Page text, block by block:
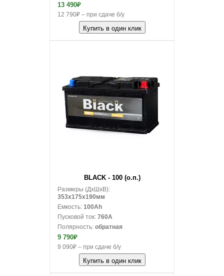
13 490₽
12 790₽ – при сдаче б/у
Купить в один клик
BLACK - 100 (о.п.)
Размеры (ДxШxВ):
353x175x190мм
Емкость: 100Ah
Пусковой ток: 760A
Полярность: обратная
9 790₽
9 090₽ – при сдаче б/у
Купить в один клик